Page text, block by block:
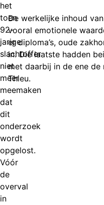
het
toen
92-
jarige
slachtoffer
niet
meer
meemaken
dat
dit
onderzoek
wordt
opgelost.
Vóór
de
overval
in
De werkelijke inhoud
vooral emotionele
er diploma’s, oude
in. Die laatste hadden
met daarbij in de ene de
Thieu.